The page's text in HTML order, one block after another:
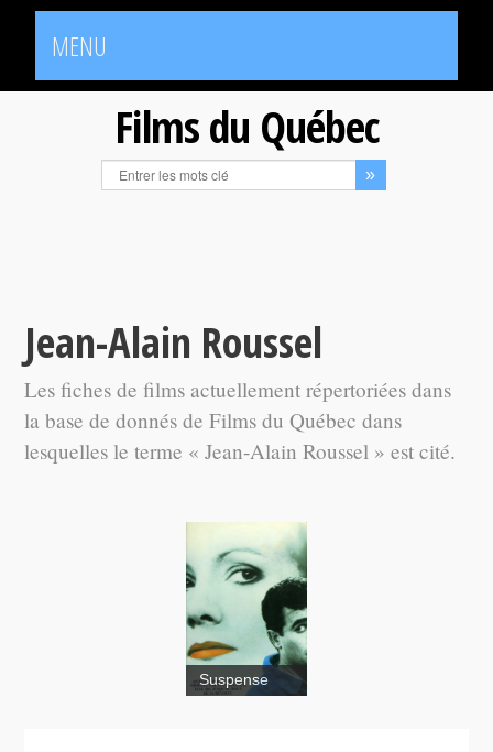
MENU
Films du Québec
Jean-Alain Roussel
Les fiches de films actuellement répertoriées dans
la base de donnés de Films du Québec dans
lesquelles le terme « Jean-Alain Roussel » est cité.
Hitting
Suspense